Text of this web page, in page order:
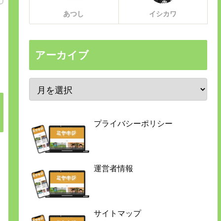
あつし イシカワ
アーカイブ
プライバシーポリシー
運営者情報
サイトマップ